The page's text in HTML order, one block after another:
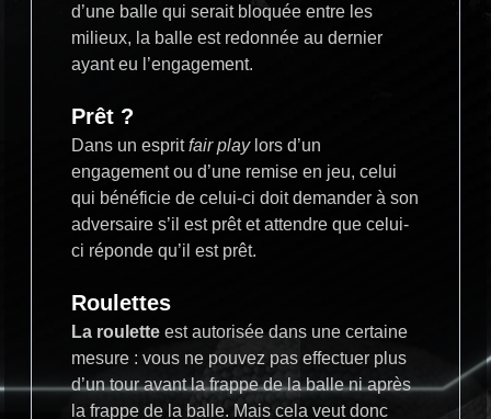
d’une balle qui serait bloquée entre les
milieux, la balle est redonnée au dernier
ayant eu l’engagement.
Prêt ?
Dans un espritfair play lors d’un
engagement ou d’une remise en jeu, celui
qui bénéficie de celui-ci doit demander à son
adversaire s’il est prêt et attendre que celui-
ci réponde qu’il est prêt.
Roulettes
La roulette est autorisée dans une certaine
mesure : vous ne pouvez pas effectuer plus
d’un tour avant la frappe de la balle ni après
la frappe de la balle. Mais cela veut donc